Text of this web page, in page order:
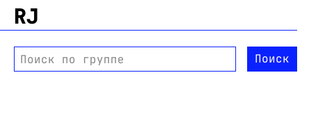
Новости
RJ
Поиск по группе Поиск